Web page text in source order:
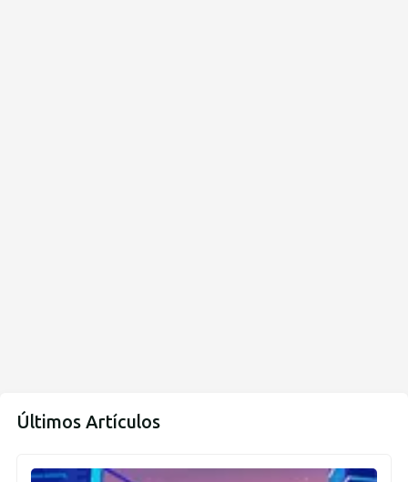
Últimos Artículos